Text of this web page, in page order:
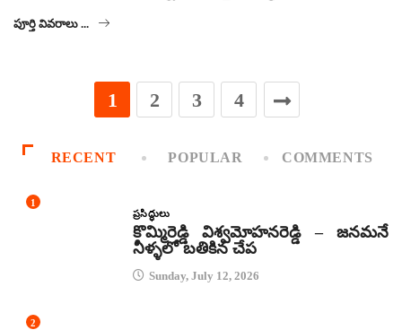
పూర్తి వివరాలు ...
1 2 3 4
RECENT POPULAR COMMENTS
1
ప్రసిద్ధులు
కొమ్మిరెడ్డి విశ్వమోహనరెడ్డి – జనమనే
నీళ్ళలో బతికిన చేప
Sunday, July 12, 2026
2